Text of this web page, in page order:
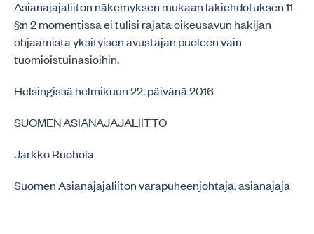
Asianajajaliiton näkemyksen mukaan lakiehdotuksen 11
§:n 2 momentissa ei tulisi rajata oikeusavun hakijan
ohjaamista yksityisen avustajan puoleen vain
tuomioistuinasioihin.
Helsingissä helmikuun 22. päivänä 2016
SUOMEN ASIANAJAJALIITTO
Jarkko Ruohola
Suomen Asianajajaliiton varapuheenjohtaja, asianajaja